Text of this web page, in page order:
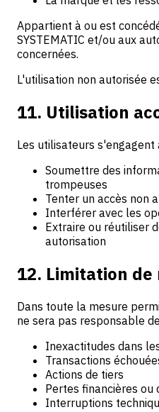
Appartient à ou est
SYSTEMATIC et/ou aux
concernées.
L'utilisation non autorisée
11. Utilisation
Les utilisateurs s'engagent
Soumettre des
trompeuses
Tenter un accès non
Interférer avec les
Extraire ou réutiliser
autorisation
12. Limitation
Dans toute la mesure
ne sera pas responsable
Inexactitudes dans
Transactions
Actions de tiers
Pertes financières ou
Interruptions